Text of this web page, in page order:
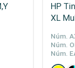
HP
XL
Núm.
Núm.
Núm.